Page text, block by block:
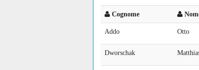
Cognome
Addo Otto
Dworschak